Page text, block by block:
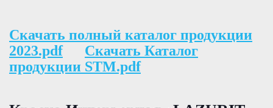
Скачать полный каталог продукции
2023.pdf
Скачать Каталог
продукции STM.pdf